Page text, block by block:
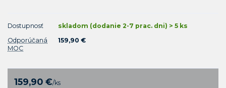
Dostupnosť
skladom (dodanie 2-7 prac. dni) > 5 ks
Odporúčaná
MOC
159,90 €
159,90 €/ks